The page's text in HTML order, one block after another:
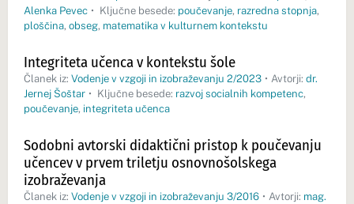
Alenka Pevec • Ključne besede: poučevanje, razredna stopnja,
ploščina, obseg, matematika v kulturnem kontekstu
Integriteta učenca v kontekstu šole
Članek iz: Vodenje v vzgoji in izobraževanju 2/2023 • Avtorji: dr.
Jernej Šoštar • Ključne besede: razvoj socialnih kompetenc,
poučevanje, integriteta učenca
Sodobni avtorski didaktični pristop k poučevanju
učencev v prvem triletju osnovnošolskega
izobraževanja
Članek iz: Vodenje v vzgoji in izobraževanju 3/2016 • Avtorji: mag.